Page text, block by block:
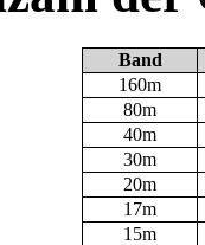
Band
160m
80m
40m
30m
20m
17m
15m